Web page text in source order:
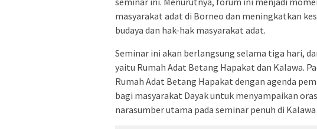
masyarakat adat di Borneo dan meningkatkan
budaya dan hak-hak masyarakat adat.
Seminar ini akan berlangsung selama tiga hari,
yaitu Rumah Adat Betang Hapakat dan Kalawa.
Rumah Adat Betang Hapakat dengan agenda
bagi masyarakat Dayak untuk menyampaikan
narasumber utama pada seminar penuh di